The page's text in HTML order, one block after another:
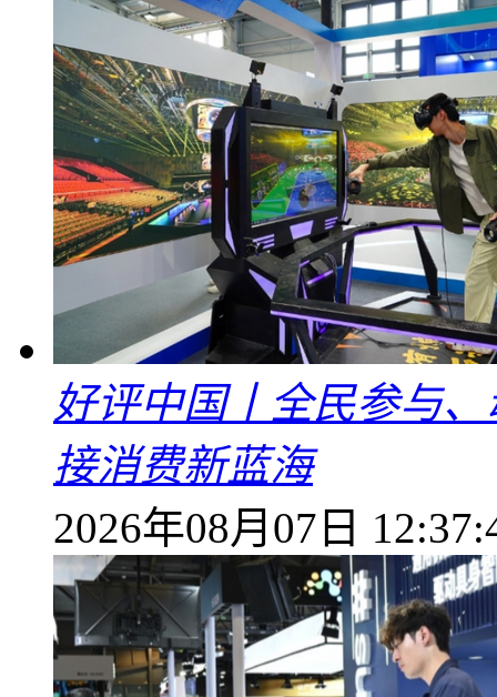
好评中国丨全民参与
接消费新蓝海
2026年08月07日